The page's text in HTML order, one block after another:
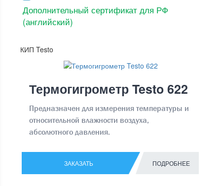
Дополнительный сертификат для РФ
(английский)
КИП Testo
Термогигрометр Testo 622
Предназначен для измерения температуры и
относительной влажности воздуха,
абсолютного давления.
ЗАКАЗАТЬ ПОДРОБНЕЕ